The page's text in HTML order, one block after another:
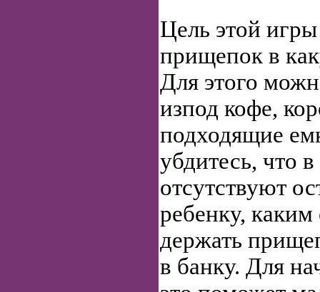
Цель этой
прищепок в
Для этого
изпод кофе,
подходящие
убдитесь, что
отсутствуют
ребенку,
держать
в банку. Для